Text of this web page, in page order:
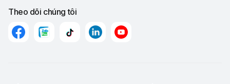
Theo dõi chúng tôi